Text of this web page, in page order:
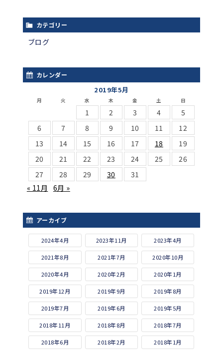
カテゴリー
ブログ
カレンダー
2019年5月
月 火 水 木 金 土 日
1 2 3 4
5
6
7 8 9 10 11
12
13
14 15 16 17 18
19
20
21 22 23 24 25
26
27
28 29 30
31
« 11月
6月 »
アーカイブ
2024年4月 2023年11月 2023年4月
2021年8月 2021年7月 2020年10月
2020年4月 2020年2月 2020年1月
2019年12月 2019年9月 2019年8月
2019年7月 2019年6月 2019年5月
2018年11月 2018年8月 2018年7月
2018年6月 2018年2月 2018年1月